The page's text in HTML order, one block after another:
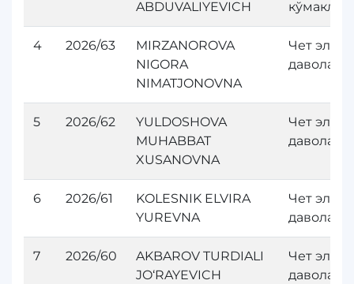
ABDUVALIYEVICH
4 2026/63
MIRZANOROVA
NIGORA
NIMATJONOVNA
Чет элда
5 2026/62
YULDOSHOVA
MUHABBAT
XUSANOVNA
Чет элда
6 2026/61
KOLESNIK ELVIRA
YUREVNA
Чет элда
7 2026/60
AKBAROV TURDIALI
JO‘RAYEVICH
Чет элда